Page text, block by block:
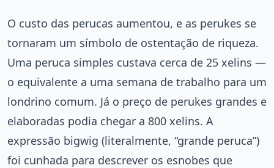
O custo das perucas aumentou, e as perukes se
tornaram um símbolo de ostentação de riqueza.
Uma peruca simples custava cerca de 25 xelins —
o equivalente a uma semana de trabalho para um
londrino comum. Já o preço de perukes grandes e
elaboradas podia chegar a 800 xelins. A
expressão bigwig (literalmente, “grande peruca”)
foi cunhada para descrever os esnobes que